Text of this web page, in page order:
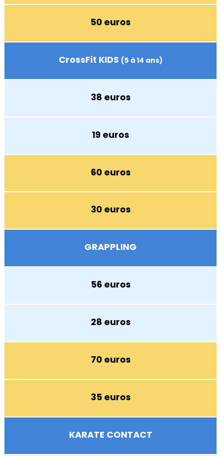
50 euros
CrossFit KIDS (5 à 14 ans)
38 euros
19 euros
60 euros
30 euros
GRAPPLING
56 euros
28 euros
70 euros
35 euros
KARATE CONTACT